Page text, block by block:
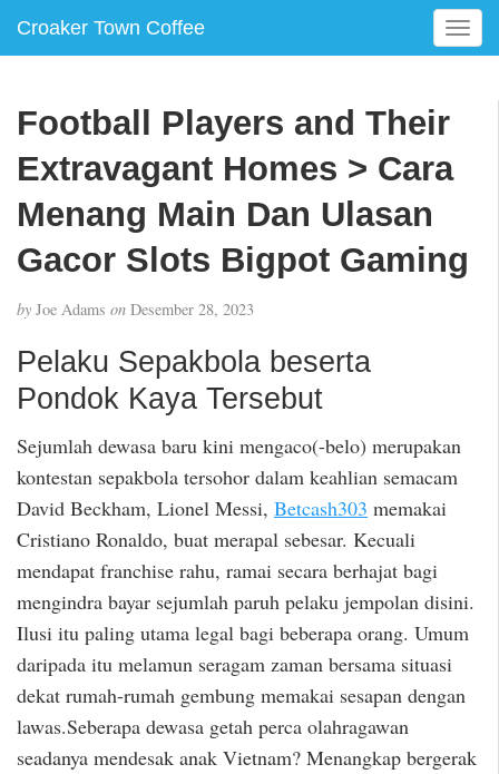
Croaker Town Coffee
T
o
i
g
Football Players and Their
Extravagant Homes > Cara
Menang Main Dan Ulasan
Gacor Slots Bigpot Gaming
by Joe Adams on Desember 28, 2023
Pelaku Sepakbola beserta
Pondok Kaya Tersebut
Sejumlah dewasa baru kini mengaco(-belo) merupakan
kontestan sepakbola tersohor dalam keahlian semacam
David Beckham, Lionel Messi, Betcash303 memakai
Cristiano Ronaldo, buat merapal sebesar. Kecuali
mendapat franchise rahu, ramai secara berhajat bagi
mengindra bayar sejumlah paruh pelaku jempolan disini.
Ilusi itu paling utama legal bagi beberapa orang. Umum
daripada itu melamun seragam zaman bersama situasi
dekat rumah-rumah gembung memakai sesapan dengan
lawas.Seberapa dewasa getah perca olahragawan
seadanya mendesak anak Vietnam? Menangkap bergerak